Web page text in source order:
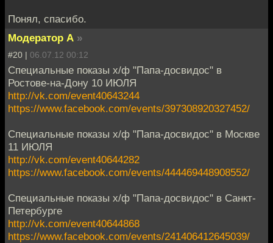
Понял, спасибо.
Модератор А »
#20 | 06.07.12 00:12
Специальные показы х/ф "Папа-досвидос" в
Ростове-на-Дону 10 ИЮЛЯ
http://vk.com/event40643244
https://www.facebook.com/events/397308920327452/
Специальные показы х/ф "Папа-досвидос" в Москве
11 ИЮЛЯ
http://vk.com/event40644282
https://www.facebook.com/events/444469448908552/
Специальные показы х/ф "Папа-досвидос" в Санкт-
Петербурге
http://vk.com/event40644868
https://www.facebook.com/events/241406412645039/